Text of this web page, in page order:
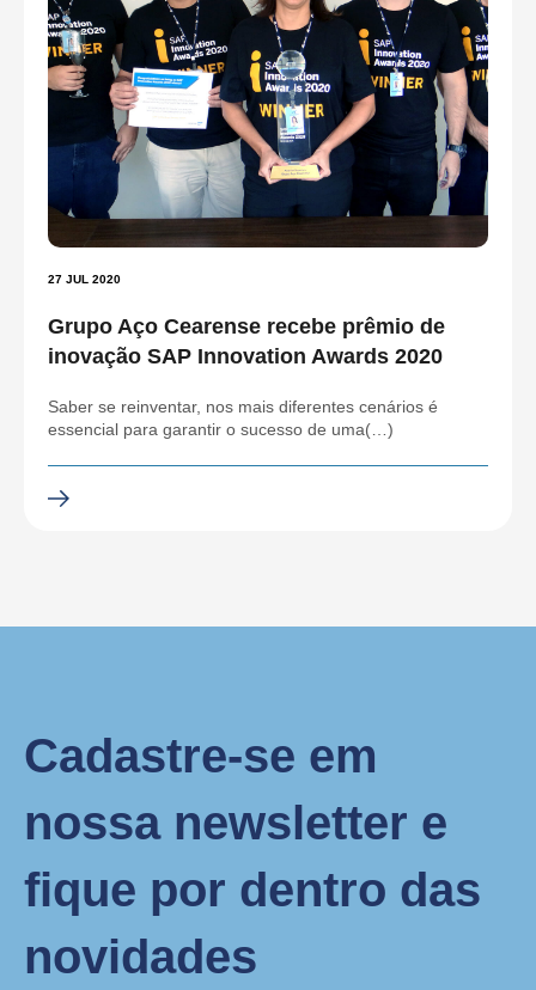
27 JUL 2020
Grupo Aço Cearense recebe prêmio de
inovação SAP Innovation Awards 2020
Saber se reinventar, nos mais diferentes cenários é
essencial para garantir o sucesso de uma(…)
Cadastre-se em
nossa newsletter e
fique por dentro das
novidades